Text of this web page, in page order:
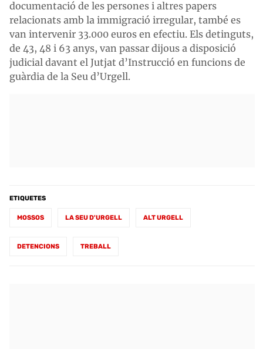
documentació de les persones i altres papers
relacionats amb la immigració irregular, també es
van intervenir 33.000 euros en efectiu. Els detinguts,
de 43, 48 i 63 anys, van passar dijous a disposició
judicial davant el Jutjat d’Instrucció en funcions de
guàrdia de la Seu d’Urgell.
ETIQUETES
MOSSOS LA SEU D'URGELL ALT URGELL
DETENCIONS TREBALL